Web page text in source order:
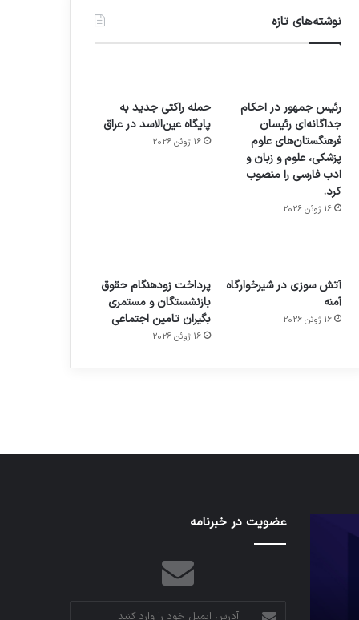
نوشته‌های تازه
رئیس جمهور در احکام
جداگانه‌ای رئیسان
فرهنگستان‌های علوم
پزشکی، علوم و زبان و
ادب فارسی را منصوب
کرد.
16 ژوئن 2026
حمله راکتی جدید به
پایگاه عین‌الاسد در عراق
16 ژوئن 2026
آتش سوزی در شیرخوارگاه
آمنه
16 ژوئن 2026
پرداخت زودهنگام حقوق
بازنشستگان و مستمری
بگیران تامین اجتماعی
16 ژوئن 2026
هدفون های 2023
عضویت در خبرنامه
آدرس